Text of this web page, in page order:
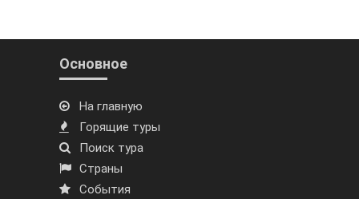
Основное
На главную
Горящие туры
Поиск тура
Страны
События